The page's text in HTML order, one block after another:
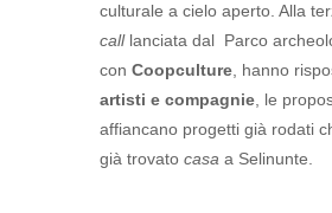
culturale a cielo aperto. Alla
calllanciata dal Parco
con Coopculture , hanno
artisti e compagnie , le
affiancano progetti già rodati
già trovato casa a Selinunte.